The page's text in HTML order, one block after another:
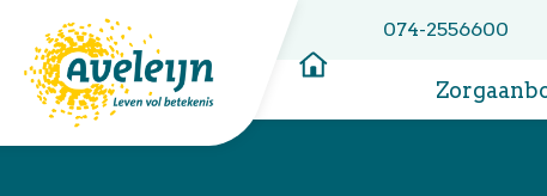
074-2556600